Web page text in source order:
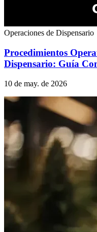
Operaciones de Dispensario
Procedimientos
Dispensario: Guía
10 de may. de 2026